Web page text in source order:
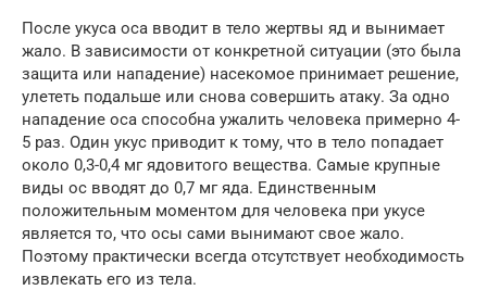
После укуса оса вводит в тело жертвы яд и вынимает
жало. В зависимости от конкретной ситуации (это была
защита или нападение) насекомое принимает решение,
улететь подальше или снова совершить атаку. За одно
нападение оса способна ужалить человека примерно 4-
5 раз. Один укус приводит к тому, что в тело попадает
около 0,3-0,4 мг ядовитого вещества. Самые крупные
виды ос вводят до 0,7 мг яда. Единственным
положительным моментом для человека при укусе
является то, что осы сами вынимают свое жало.
Поэтому практически всегда отсутствует необходимость
извлекать его из тела.